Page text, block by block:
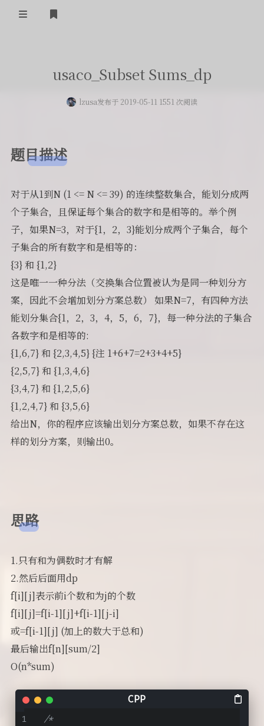
留言板
归档
关于
usaco_Subset Sums_dp
lzusa发布于 2019-05-11 1551 次阅读
题目描述
对于从1到N (1 <= N <= 39) 的连续整数集合，能划分成两
个子集合，且保证每个集合的数字和是相等的。举个例
子，如果N=3，对于{1，2，3}能划分成两个子集合，每个
子集合的所有数字和是相等的：
{3} 和 {1,2}
这是唯一一种分法（交换集合位置被认为是同一种划分方
案，因此不会增加划分方案总数） 如果N=7，有四种方法
能划分集合{1，2，3，4，5，6，7}，每一种分法的子集合
各数字和是相等的:
{1,6,7} 和 {2,3,4,5} {注 1+6+7=2+3+4+5}
{2,5,7} 和 {1,3,4,6}
{3,4,7} 和 {1,2,5,6}
{1,2,4,7} 和 {3,5,6}
给出N，你的程序应该输出划分方案总数，如果不存在这
样的划分方案，则输出0。
思路
1.只有和为偶数时才有解
2.然后后面用dp
f[i][j]表示前i个数和为j的个数
f[i][j]=f[i-1][j]+f[i-1][j-i]
或=f[i-1][j] (加上的数大于总和)
最后输出f[n][sum/2]
O(n*sum)
/*